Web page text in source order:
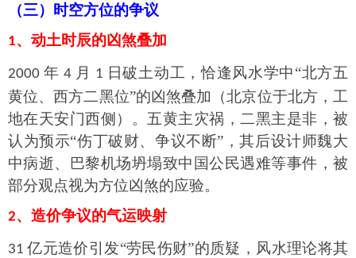
（三） 时空方位的争议
1、动土时辰的凶煞叠加
2000 年4 月 1 日破土动工，恰逢风水学中“北方五
黄位、西方二黑位”的凶煞叠加（北京位于北方，工
地在天安门西侧）。五黄主灾祸，二黑主是非，被
认为预示“伤丁破财、争议不断”，其后设计师魏大
中病逝、巴黎机场坍塌致中国公民遇难等事件，被
部分观点视为方位凶煞的应验。
2、 造价争议的气运映射
31亿元造价引发“劳民伤财”的质疑，风水理论将其